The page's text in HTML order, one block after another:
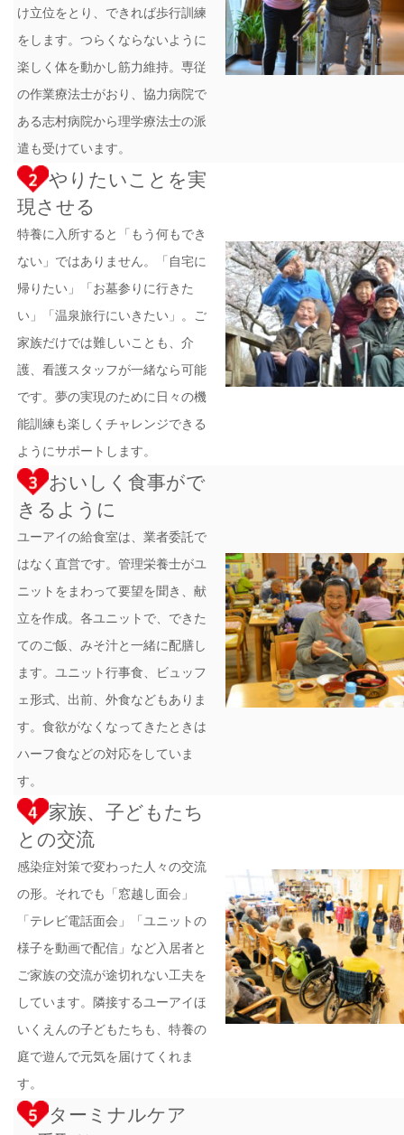
け立位をとり、できれば歩行訓練
をします。つらくならないように
楽しく体を動かし筋力維持。専従
の作業療法士がおり、協力病院で
ある志村病院から理学療法士の派
遣も受けています。
やりたいことを実
現させる
特養に入所すると「もう何もでき
ない」ではありません。「自宅に
帰りたい」「お墓参りに行きた
い」「温泉旅行にいきたい」。ご
家族だけでは難しいことも、介
護、看護スタッフが一緒なら可能
です。夢の実現のために日々の機
能訓練も楽しくチャレンジできる
ようにサポートします。
おいしく食事がで
きるように
ユーアイの給食室は、業者委託で
はなく直営です。管理栄養士がユ
ニットをまわって要望を聞き、献
立を作成。各ユニットで、できた
てのご飯、みそ汁と一緒に配膳し
ます。ユニット行事食、ビュッフ
ェ形式、出前、外食などもありま
す。食欲がなくなってきたときは
ハーフ食などの対応をしていま
す。
家族、子どもたち
との交流
感染症対策で変わった人々の交流
の形。それでも「窓越し面会」
「テレビ電話面会」「ユニットの
様子を動画で配信」など入居者と
ご家族の交流が途切れない工夫を
しています。隣接するユーアイほ
いくえんの子どもたちも、特養の
庭で遊んで元気を届けてくれま
す。
ターミナルケア